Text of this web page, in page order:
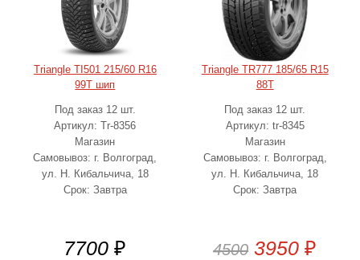
Triangle TI501 215/60 R16
99T шип
Под заказ 12 шт.
Артикул: Tr-8356
Магазин
Самовывоз: г. Волгоград,
ул. Н. Кибальчича, 18
Срок: Завтра
7700 ₽
Triangle TR777 185/65 R15
88T
Под заказ 12 шт.
Артикул: tr-8345
Магазин
Самовывоз: г. Волгоград,
ул. Н. Кибальчича, 18
Срок: Завтра
4500 3950 ₽